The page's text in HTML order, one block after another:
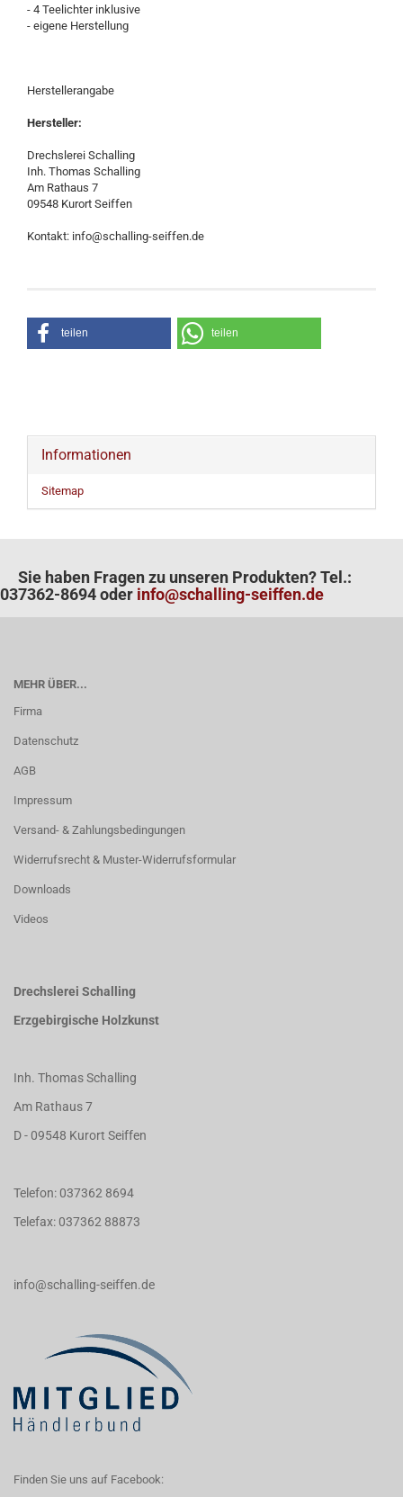
- 4 Teelichter inklusive
- eigene Herstellung
Herstellerangabe
Hersteller:
Drechslerei Schalling
Inh. Thomas Schalling
Am Rathaus 7
09548 Kurort Seiffen
Kontakt: info@schalling-seiffen.de
teilen teilen
Informationen
Sitemap
Sie haben Fragen zu unseren Produkten? Tel.:
037362-8694 oder info@schalling-seiffen.de
MEHR ÜBER...
Firma
Datenschutz
AGB
Impressum
Versand- & Zahlungsbedingungen
Widerrufsrecht & Muster-Widerrufsformular
Downloads
Videos
Drechslerei Schalling
Erzgebirgische Holzkunst
Inh. Thomas Schalling
Am Rathaus 7
D - 09548 Kurort Seiffen
Telefon: 037362 8694
Telefax: 037362 88873
info@schalling-seiffen.de
Finden Sie uns auf Facebook: